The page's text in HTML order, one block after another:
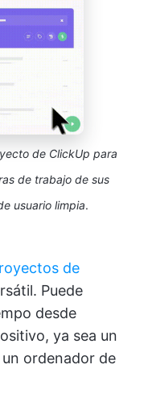
de ClickUp para
de trabajo de sus
usuario limpia.
de
Puede
desde
ya sea un
ordenador de